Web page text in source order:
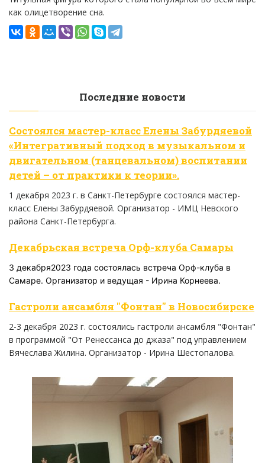
как олицетворение сна.
Последние новости
Состоялся мастер-класс Елены Забурдяевой
«Интегративный подход в музыкальном и
двигательном (танцевальном) воспитании
детей – от практики к теории».
1 декабря 2023 г. в Санкт-Петербурге состоялся мастер-
класс Елены Забурдяевой. Организатор - ИМЦ Невского
района Санкт-Петербурга.
Декабрьская встреча Орф-клуба Самары
3 декабря2023 года состоялась встреча Орф-клуба в
Самаре. Организатор и ведущая - Ирина Корнеева.
Гастроли ансамбля "Фонтан" в Новосибирске
2-3 декабря 2023 г. состоялись гастроли ансамбля "Фонтан"
в программой "От Ренессанса до джаза" под управлением
Вячеслава Жилина. Организатор - Ирина Шестопалова.